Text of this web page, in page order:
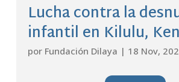
Lucha contra la
infantil en Kilulu,
por Fundación Dilaya | 18 Nov,